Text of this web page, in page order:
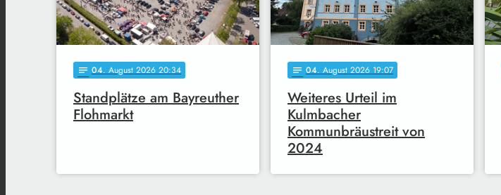
notes 04. August 2026 20:34
Standplätze am Bayreuther
Flohmarkt
notes 04. August 2026 19:07
Weiteres Urteil im
Kulmbacher
Kommunbräustreit von
2024